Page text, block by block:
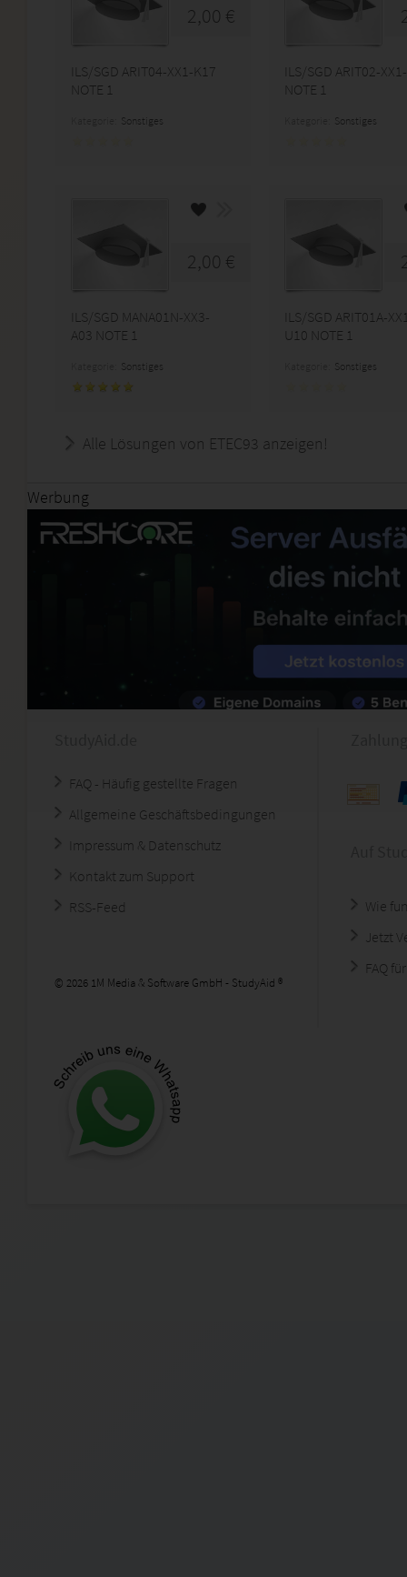
2,00 €
ILS/SGD ARIT04-XX1-K17
NOTE 1
Sonstiges
ILS/SGD ARIT02-
NOTE 1
Sonstiges
2,00 €
ILS/SGD MANA01N-XX3-
A03 NOTE 1
Sonstiges
ILS/SGD ARIT01A-
U10 NOTE 1
Sonstiges
Alle Lösungen von ETEC93 anzeigen!
Werbung
FAQ - Häufig gestellte Fragen
Allgemeine Geschäftsbedingungen
Impressum & Datenschutz
Kontakt zum Support
RSS-Feed
© 2026 1M Media & Software GmbH - StudyAid ®
Wie
Jetzt
FAQ